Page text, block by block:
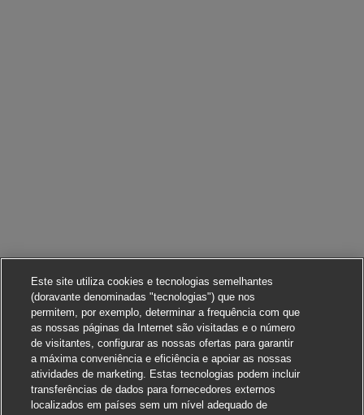
Este site utiliza cookies e tecnologias semelhantes
(doravante denominadas "tecnologias") que nos
permitem, por exemplo, determinar a frequência com que
as nossas páginas da Internet são visitadas e o número
de visitantes, configurar as nossas ofertas para garantir
a máxima conveniência e eficiência e apoiar as nossas
atividades de marketing. Estas tecnologias podem incluir
transferências de dados para fornecedores externos
localizados em países sem um nível adequado de